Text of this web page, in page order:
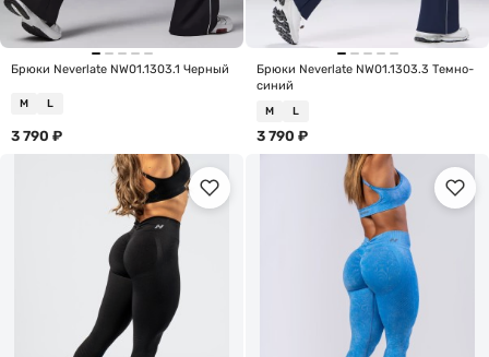
Брюки Neverlate NW01.1303.1 Черный
M L
3 790 ₽
Брюки Neverlate NW01.1303.3 Темно-
синий
M L
3 790 ₽